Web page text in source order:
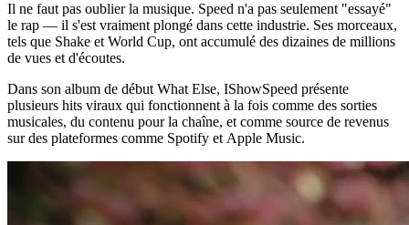
Il ne faut pas oublier la musique. Speed n'a pas seulement "essayé"
le rap — il s'est vraiment plongé dans cette industrie. Ses morceaux,
tels que Shake et World Cup, ont accumulé des dizaines de millions
de vues et d'écoutes.
Dans son album de début What Else, IShowSpeed présente
plusieurs hits viraux qui fonctionnent à la fois comme des sorties
musicales, du contenu pour la chaîne, et comme source de revenus
sur des plateformes comme Spotify et Apple Music.